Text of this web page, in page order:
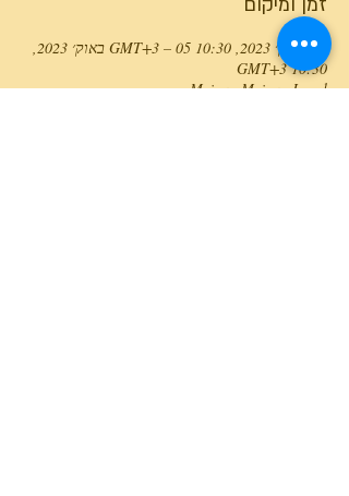
04 באוק׳ 2023, 10:30 GMT‎+3‎ – 05 באוק׳ 2023,
10:30 GMT‎+3‎
Meirav, Meirav, Israel